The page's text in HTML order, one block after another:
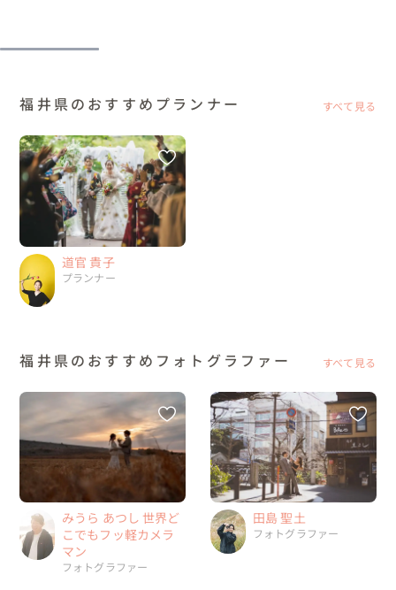
福井県のおすすめプランナー すべて見る
道官 貴子
プランナー
福井県のおすすめフォトグラファー すべて見る
みうら あつし 世界ど
こでもフッ軽カメラ
マン
フォトグラファー
田島 聖土
フォトグラファー